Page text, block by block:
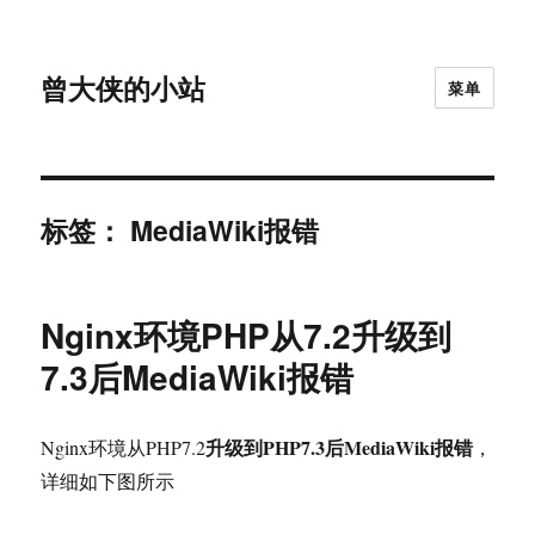
曾大侠的小站 菜单
标签： MediaWiki报错
Nginx环境PHP从7.2升级到
7.3后MediaWiki报错
Nginx环境从PHP7.2升级到PHP7.3后MediaWiki报错，
详细如下图所示